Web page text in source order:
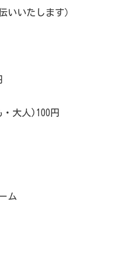
いいたします）
大人)100円
ム